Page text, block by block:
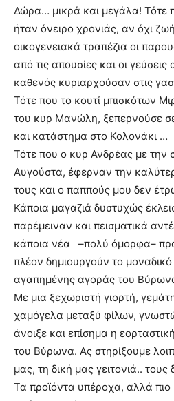
Δώρα… μικρά και μεγάλα! Τότε
ήταν όνειρο χρονιάς, αν όχι
οικογενειακά τραπέζια οι
από τις απουσίες και οι γεύσεις
καθενός κυριαρχούσαν στις
Τότε που το κουτί μπισκότων
του κυρ Μανώλη, ξεπερνούσε
και κατάστημα στο Κολονάκι …
Τότε που ο κυρ Ανδρέας με την
Αυγούστα, έφερναν την
τους και ο παππούς μου δεν
Κάποια μαγαζιά δυστυχώς
παρέμειναν και πεισματικά
κάποια νέα –πολύ όμορφα–
πλέον δημιουργούν το
αγαπημένης αγοράς του
Με μια ξεχωριστή γιορτή,
χαμόγελα μεταξύ φίλων,
άνοιξε και επίσημα η
του Βύρωνα. Ας στηρίξουμε
μας, τη δική μας γειτονιά..
Τα προϊόντα υπέροχα, αλλά πιο